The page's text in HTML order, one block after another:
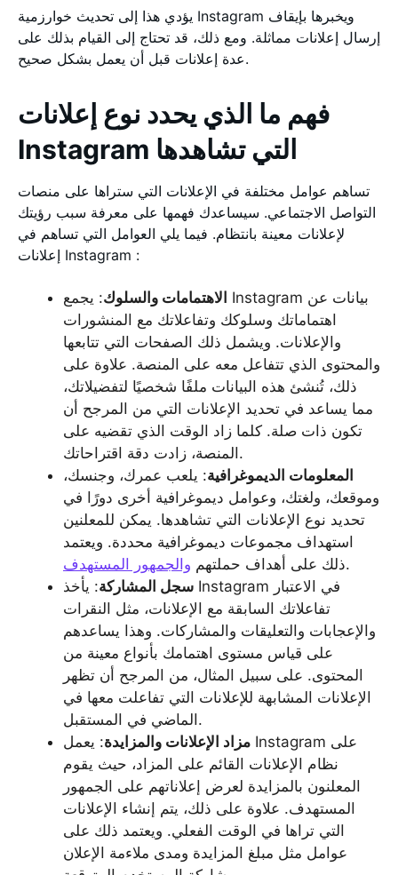
يؤدي هذا إلى تحديث خوارزمية Instagram ويخبرها بإيقاف
إرسال إعلانات مماثلة. ومع ذلك، قد تحتاج إلى القيام بذلك على
عدة إعلانات قبل أن يعمل بشكل صحيح.
فهم ما الذي يحدد نوع إعلانات
Instagram التي تشاهدها
تساهم عوامل مختلفة في الإعلانات التي ستراها على منصات
التواصل الاجتماعي. سيساعدك فهمها على معرفة سبب رؤيتك
لإعلانات معينة بانتظام. فيما يلي العوامل التي تساهم في
إعلانات Instagram :
الاهتمامات والسلوك: يجمع Instagram بيانات عن
اهتماماتك وسلوكك وتفاعلاتك مع المنشورات
والإعلانات. ويشمل ذلك الصفحات التي تتابعها
والمحتوى الذي تتفاعل معه على المنصة. علاوة على
ذلك، تُنشئ هذه البيانات ملفًا شخصيًا لتفضيلاتك،
مما يساعد في تحديد الإعلانات التي من المرجح أن
تكون ذات صلة. كلما زاد الوقت الذي تقضيه على
المنصة، زادت دقة اقتراحاتك.
المعلومات الديموغرافية: يلعب عمرك، وجنسك،
وموقعك، ولغتك، وعوامل ديموغرافية أخرى دورًا في
تحديد نوع الإعلانات التي تشاهدها. يمكن للمعلنين
استهداف مجموعات ديموغرافية محددة. ويعتمد
ذلك على أهداف حملتهم والجمهور المستهدف
.
سجل المشاركة: يأخذ Instagram في الاعتبار
تفاعلاتك السابقة مع الإعلانات، مثل النقرات
والإعجابات والتعليقات والمشاركات. وهذا يساعدهم
على قياس مستوى اهتمامك بأنواع معينة من
المحتوى. على سبيل المثال، من المرجح أن تظهر
الإعلانات المشابهة للإعلانات التي تفاعلت معها في
الماضي في المستقبل.
مزاد الإعلانات والمزايدة: يعمل Instagram على
نظام الإعلانات القائم على المزاد، حيث يقوم
المعلنون بالمزايدة لعرض إعلاناتهم على الجمهور
المستهدف. علاوة على ذلك، يتم إنشاء الإعلانات
التي تراها في الوقت الفعلي. ويعتمد ذلك على
عوامل مثل مبلغ المزايدة ومدى ملاءمة الإعلان